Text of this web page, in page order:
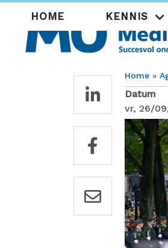
Hoofdnavigatie
HOME KENNIS
Home
Datum
vr, 26/